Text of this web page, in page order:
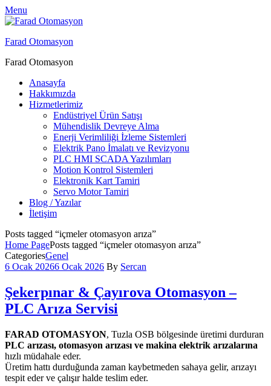
Menu
Farad Otomasyon
Farad Otomasyon
Anasayfa
Hakkımızda
Hizmetlerimiz
Endüstriyel Ürün Satışı
Mühendislik Devreye Alma
Enerji Verimliliği İzleme Sistemleri
Elektrik Pano İmalatı ve Revizyonu
PLC HMI SCADA Yazılımları
Motion Kontrol Sistemleri
Elektronik Kart Tamiri
Servo Motor Tamiri
Blog / Yazılar
İletişim
Posts tagged “içmeler otomasyon arıza”
Home PagePosts tagged “içmeler otomasyon arıza”
CategoriesGenel
6 Ocak 20266 Ocak 2026 By Sercan
Şekerpınar & Çayırova Otomasyon –
PLC Arıza Servisi
FARAD OTOMASYON, Tuzla OSB bölgesinde üretimi durduran
PLC arızası, otomasyon arızası ve makina elektrik arızalarına
hızlı müdahale eder.
Üretim hattı durduğunda zaman kaybetmeden sahaya gelir, arızayı
tespit eder ve çalışır halde teslim eder.